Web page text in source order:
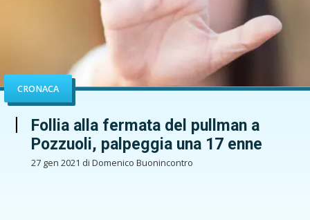
CRONACA
Follia alla fermata del pullman a
Pozzuoli, palpeggia una 17 enne
27 gen 2021 di Domenico Buonincontro